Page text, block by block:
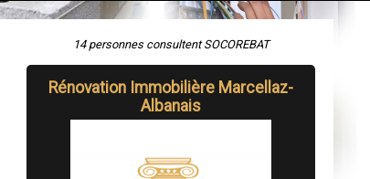
14 personnes consultent SOCOREBAT
Rénovation Immobilière Marcellaz-
Albanais